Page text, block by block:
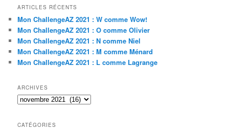
ARTICLES RÉCENTS
Mon ChallengeAZ 2021 : W comme Wow!
Mon ChallengeAZ 2021 : O comme Olivier
Mon ChallengeAZ 2021 : N comme Niel
Mon ChallengeAZ 2021 : M comme Ménard
Mon ChallengeAZ 2021 : L comme Lagrange
ARCHIVES
Archives
CATÉGORIES